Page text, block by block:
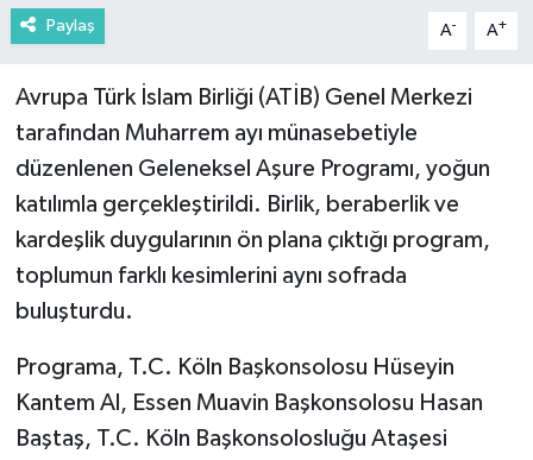
Paylaş A- A+
Avrupa Türk İslam Birliği (ATİB) Genel Merkezi
tarafından Muharrem ayı münasebetiyle
düzenlenen Geleneksel Aşure Programı, yoğun
katılımla gerçekleştirildi. Birlik, beraberlik ve
kardeşlik duygularının ön plana çıktığı program,
toplumun farklı kesimlerini aynı sofrada
buluşturdu.
Programa, T.C. Köln Başkonsolosu Hüseyin
Kantem Al, Essen Muavin Başkonsolosu Hasan
Baştaş, T.C. Köln Başkonsolosluğu Ataşesi